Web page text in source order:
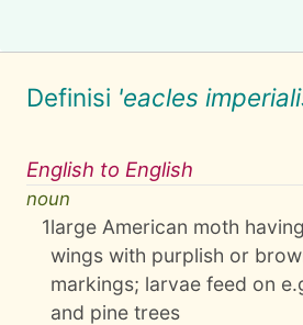
Definisi 'eacles
English to English
noun
1large American moth
wings with purplish or
markings; larvae feed on
and pine trees